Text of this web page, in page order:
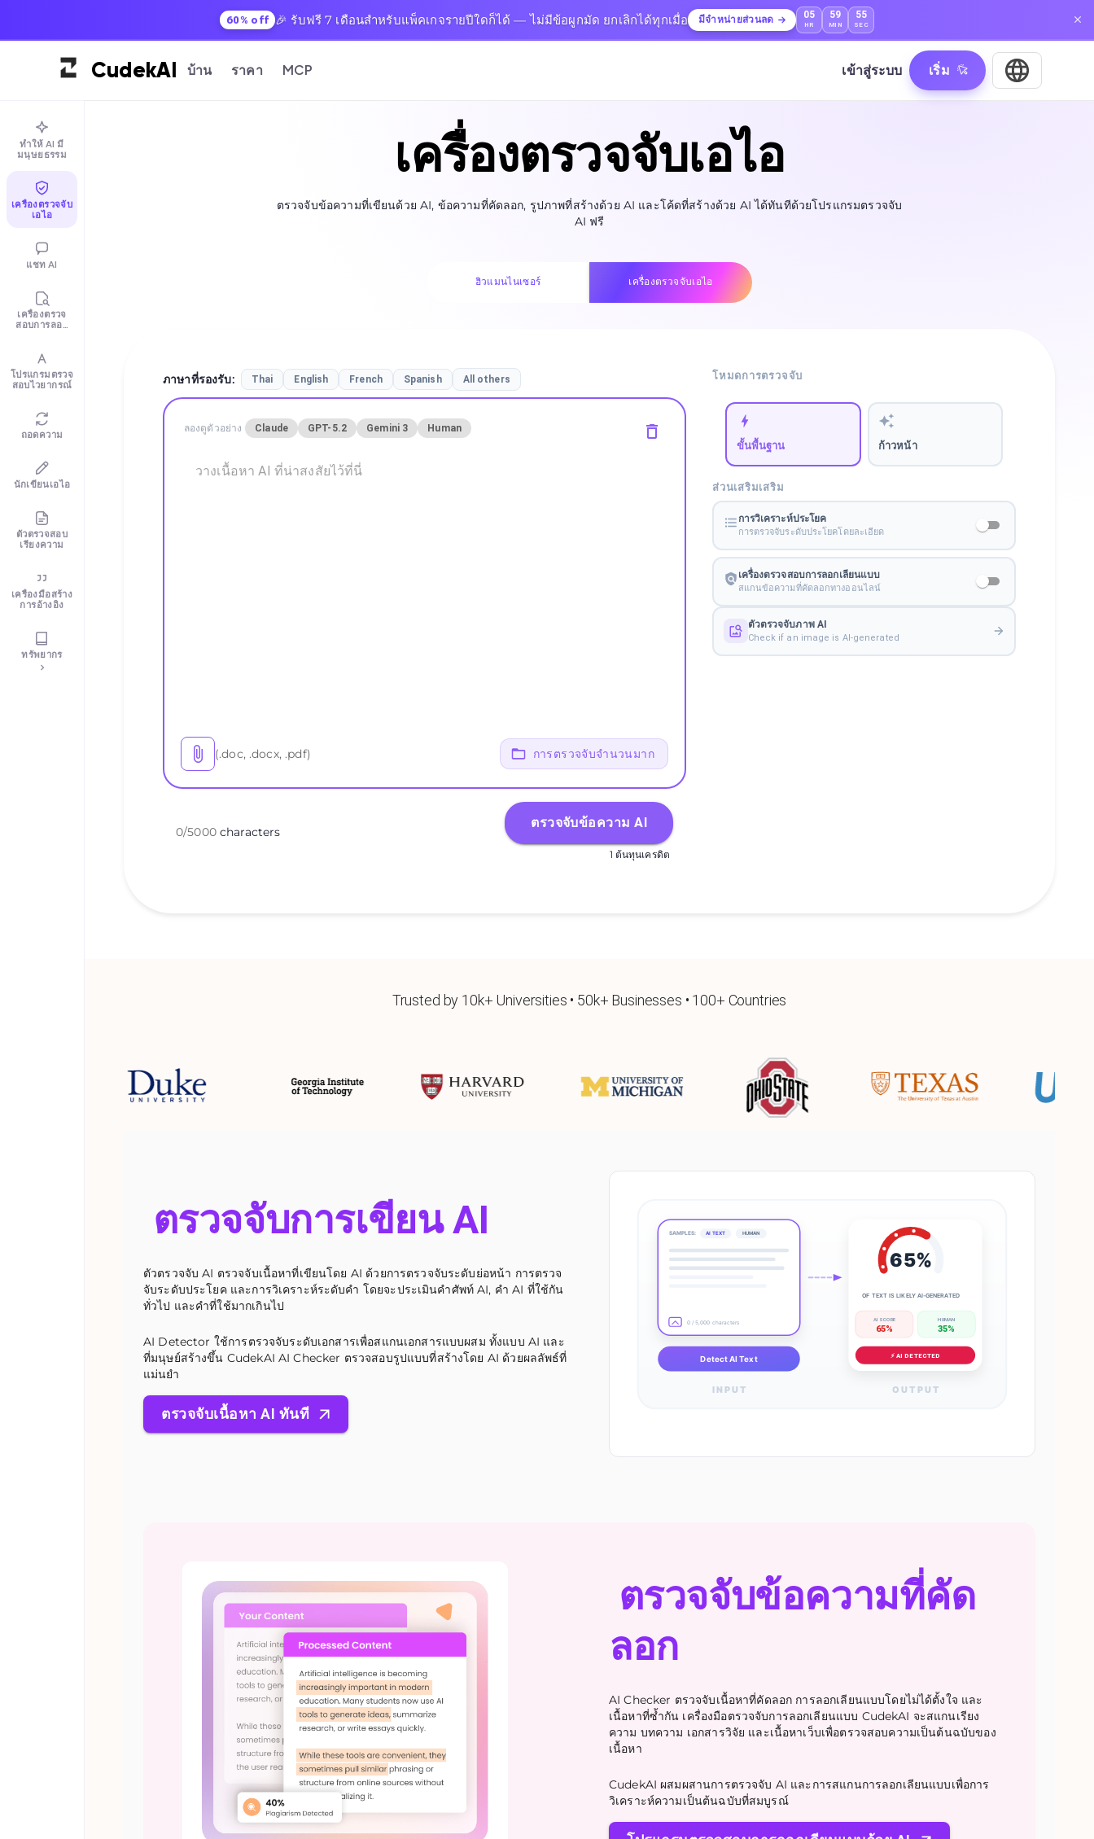
60% off 🎉 รับฟรี 7 เดือนสำหรับแพ็คเกจรายปีใดก็ได้ — ไม่มีข้อผูกมัด ยกเลิกได้ทุกเมื่อ มีจำหน่ายส่วนลด 05
HR
59
MIN
54
SEC
CudekAI บ้าน ราคา MCP เข้าสู่ระบบ เริ่ม
ทำให้ AI มี
มนุษยธรรม
เครื่องตรวจจับ
เอไอ
แชท AI
เครื่องตรวจ
สอบการลอก
โปรแกรมตรวจ
สอบไวยากรณ์
ถอดความ
นักเขียนเอไอ
ตัวตรวจสอบ
เรียงความ
เครื่องมือสร้าง
การอ้างอิง
ทรัพยากร
เครื่องตรวจจับเอไอ
ตรวจจับข้อความที่เขียนด้วย AI, ข้อความที่คัดลอก, รูปภาพที่สร้างด้วย AI และโค้ดที่สร้างด้วย AI ได้ทันทีด้วยโปรแกรมตรวจจับ
AI ฟรี
ฮิวแมนไนเซอร์ เครื่องตรวจจับเอไอ
ภาษาที่รองรับ: Thai English French Spanish All others
ลองดูตัวอย่าง Claude GPT-5.2 Gemini 3 Human
(.doc, .docx, .pdf) การตรวจจับจำนวนมาก
0/5000 characters
ตรวจจับข้อความ AI
1 ต้นทุนเครดิต
โหมดการตรวจจับ
ขั้นพื้นฐาน ก้าวหน้า
ส่วนเสริมเสริม
การวิเคราะห์ประโยค
การตรวจจับระดับประโยคโดยละเอียด
เครื่องตรวจสอบการลอกเลียนแบบ
สแกนข้อความที่คัดลอกทางออนไลน์
ตัวตรวจจับภาพ AI
Check if an image is AI-generated
Trusted by 10k+ Universities • 50k+ Businesses • 100+ Countries
ตรวจจับการเขียน AI
ตัวตรวจจับ AI ตรวจจับเนื้อหาที่เขียนโดย AI ด้วยการตรวจจับระดับย่อหน้า การตรวจ
จับระดับประโยค และการวิเคราะห์ระดับคำ โดยจะประเมินคำศัพท์ AI, คำ AI ที่ใช้กัน
ทั่วไป และคำที่ใช้มากเกินไป
AI Detector ใช้การตรวจจับระดับเอกสารเพื่อสแกนเอกสารแบบผสม ทั้งแบบ AI และ
ที่มนุษย์สร้างขึ้น CudekAI AI Checker ตรวจสอบรูปแบบที่สร้างโดย AI ด้วยผลลัพธ์ที่
แม่นยำ
ตรวจจับเนื้อหา AI ทันที
SAMPLES: AI TEXT HUMAN
0 / 5,000 characters
Detect AI Text
INPUT
65%
OF TEXT IS LIKELY AI-GENERATED
AI SCORE
65%
HUMAN
35%
⚡ AI DETECTED
OUTPUT
ตรวจจับข้อความที่คัด
ลอก
AI Checker ตรวจจับเนื้อหาที่คัดลอก การลอกเลียนแบบโดยไม่ได้ตั้งใจ และ
เนื้อหาที่ซ้ำกัน เครื่องมือตรวจจับการลอกเลียนแบบ CudekAI จะสแกนเรียง
ความ บทความ เอกสารวิจัย และเนื้อหาเว็บเพื่อตรวจสอบความเป็นต้นฉบับของ
เนื้อหา
CudekAI ผสมผสานการตรวจจับ AI และการสแกนการลอกเลียนแบบเพื่อการ
วิเคราะห์ความเป็นต้นฉบับที่สมบูรณ์